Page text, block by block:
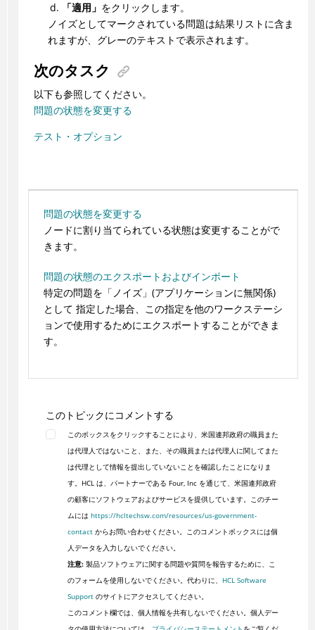
「適用」 をクリックします。
ノイズとしてマークされている問題は結果リストに含ま
れますが、グレーのテキストで表示されます。
次のタスク
以下も参照してください。
問題の状態を変更する
テスト・オプション
問題の状態を変更する
ノードに割り当てられている状態は変更することがで
きます。
問題の状態のエクスポートおよびインポート
特定の問題を「ノイズ」(アプリケーションに無関係)
として 指定した場合、この指定を他のワークステーシ
ョンで使用するためにエクスポートすることができま
す。
このトピックにコメントする
このボックスをクリックすることにより、米国連邦政府の職員また
は代理人ではないこと、また、その職員または代理人に関してまた
は代理として情報を提出していないことを確認したことになりま
す。HCL は、パートナーである Four, Inc を通じて、米国連邦政府
の顧客にソフトウェアおよびサービスを提供しています。このチー
ムには https://hcltechsw.com/resources/us-government-
contactからお問い合わせください。このコメントボックスには個
人データを入力しないでください。
注意:製品ソフトウェアに関する問題や質問を報告するために、こ
のフォームを使用しないでください。代わりに、 HCL Software
Supportのサイトにアクセスしてください。
このコメント欄では、個人情報を共有しないでください。個人デー